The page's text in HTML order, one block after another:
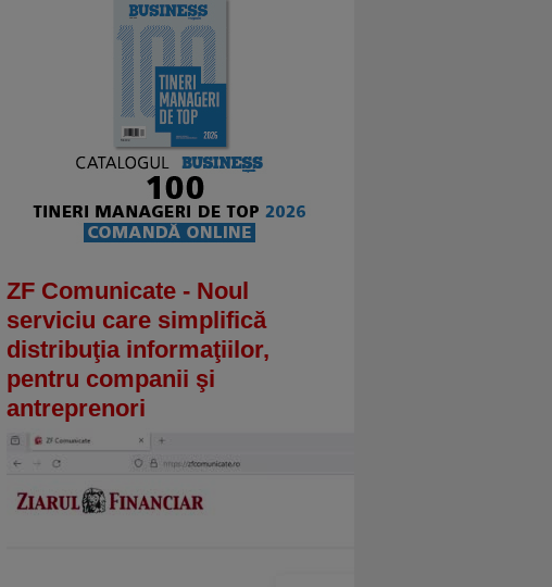
ZF Comunicate - Noul
serviciu care simplifică
distribuţia informaţiilor,
pentru companii şi
antreprenori